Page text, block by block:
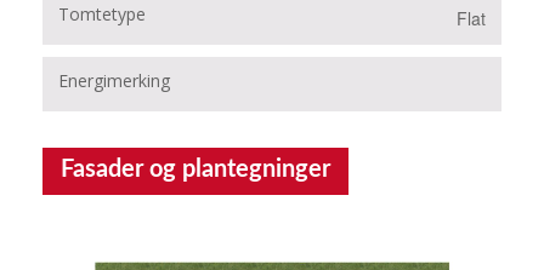
Tomtetype Flat
Energimerking
Fasader og plantegninger